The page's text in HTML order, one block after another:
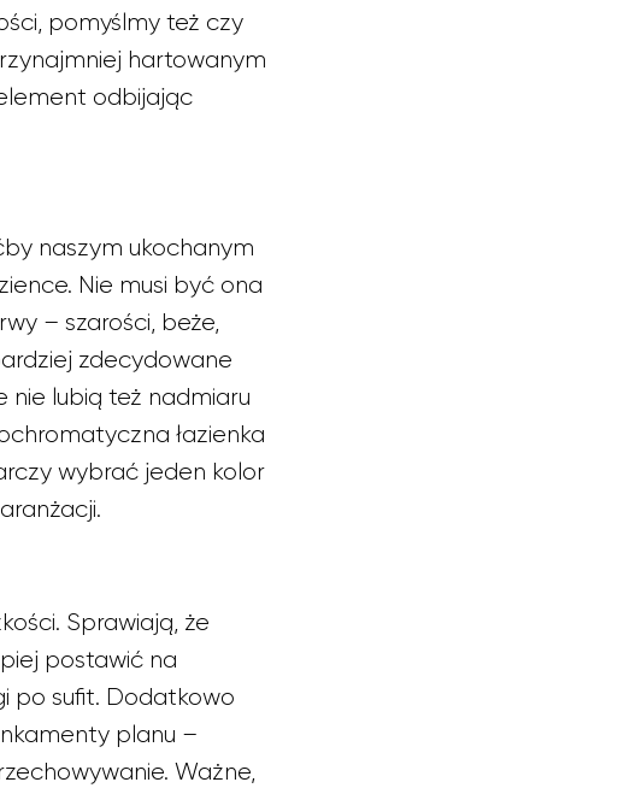
pomyślmy też czy
hartowanym
odbijając
naszym ukochanym
Nie musi być ona
– szarości, beże,
zdecydowane
nie lubią też nadmiaru
łazienka
wybrać jeden kolor
Sprawiają, że
postawić na
po sufit. Dodatkowo
planu –
Ważne,